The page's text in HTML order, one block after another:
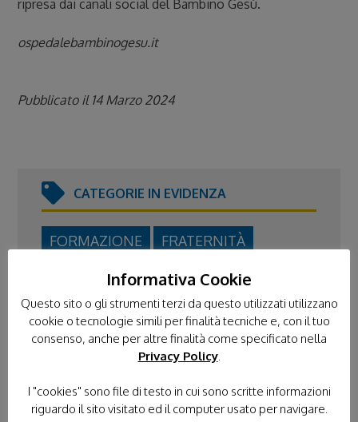
ripresa dai canali social del Bambino Gesù.
ospedalebambinogesu.it
Pubblicato il 14 Marzo 2024
CATEGORIE IN EVIDENZA
FORMAZIONE
FRATERNITÀ
GIORNATA NAZIONALE
L'ANGOLO DI IPPOCRATE
NEWS DAL TERRITORIO
PROGETTO DEI PICCOLI
Informativa Cookie
Questo sito o gli strumenti terzi da questo utilizzati utilizzano
cookie o tecnologie simili per finalità tecniche e, con il tuo
consenso, anche per altre finalità come specificato nella
Privacy Policy.
I "cookies" sono file di testo in cui sono scritte informazioni
riguardo il sito visitato ed il computer usato per navigare.